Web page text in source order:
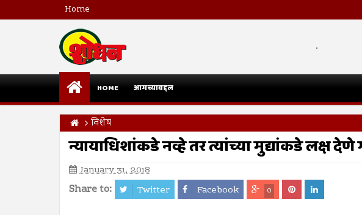
Home
.
HOME आमच्याबद्दल
विशेष
न्यायाधिशांकडे नव्हे तर त्यांच्या मुद्यांकडे लक्ष
January 31, 2018
Share to: Twitter Facebook 0